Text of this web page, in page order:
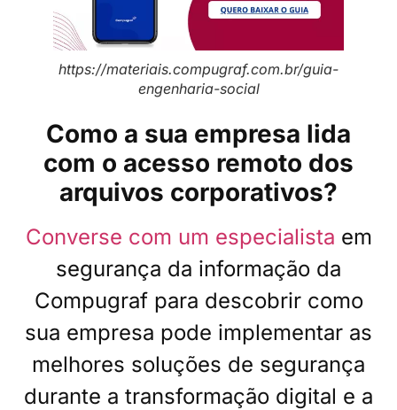
https://materiais.compugraf.com.br/guia-
engenharia-social
Como a sua empresa lida
com o acesso remoto dos
arquivos corporativos?
Converse com um especialista em
segurança da informação da
Compugraf para descobrir como
sua empresa pode implementar as
melhores soluções de segurança
durante a transformação digital e a